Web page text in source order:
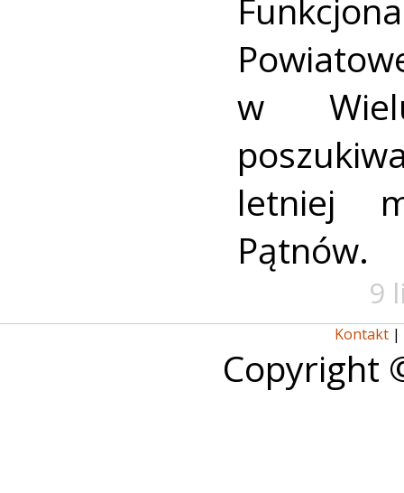
w
letniej
Pątnów.
9
Kontakt |
Copyright